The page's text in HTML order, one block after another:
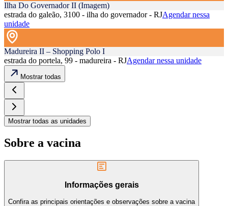
Ilha Do Governador II (Imagem)
estrada do galeão, 3100 - ilha do governador - RJAgendar nessa
unidade
Madureira II – Shopping Polo I
estrada do portela, 99 - madureira - RJAgendar nessa unidade
Mostrar todas
Mostrar todas as unidades
Sobre a vacina
Informações gerais
Confira as principais orientações e observações sobre a vacina